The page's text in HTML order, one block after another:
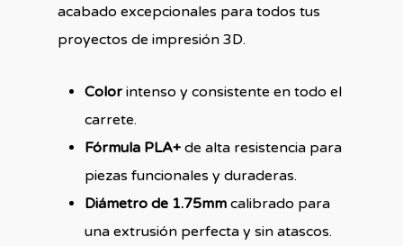
acabado excepcionales para todos tus
proyectos de impresión 3D.
Color intenso y consistente en todo el
carrete.
Fórmula PLA+ de alta resistencia para
piezas funcionales y duraderas.
Diámetro de 1.75mm calibrado para
una extrusión perfecta y sin atascos.